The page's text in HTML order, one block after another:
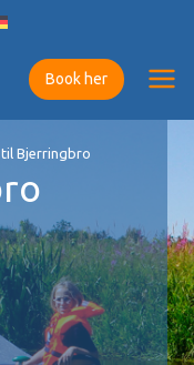
Book her
til Bjerringbro